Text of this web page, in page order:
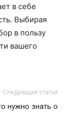
в себе
Выбирая
в пользу
вашего
Следующая статья
нужно знать о